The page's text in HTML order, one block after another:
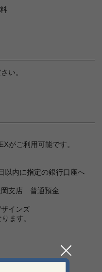
い。
がご利用可能です。
以内に指定の銀行口座へ
岡支店 普通預金
インズ
ます。